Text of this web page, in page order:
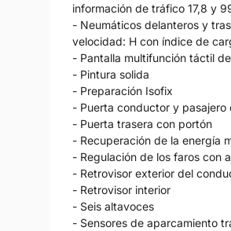
información de tráfico 17,8 y
- Neumáticos delanteros y
velocidad: H con índice de
- Pantalla multifunción táctil
- Pintura solida
- Preparación Isofix
- Puerta conductor y pasajero
- Puerta trasera con portón
- Recuperación de la energía
- Regulación de los faros con
- Retrovisor exterior del
- Retrovisor interior
- Seis altavoces
- Sensores de aparcamiento